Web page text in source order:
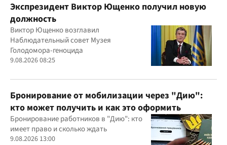
Экспрезидент Виктор Ющенко получил новую
должность
Виктор Ющенко возглавил
Наблюдательный совет Музея
Голодомора-геноцида
9.08.2026 08:25
Бронирование от мобилизации через "Дию":
кто может получить и как это оформить
Бронирование работников в "Дию": кто
имеет право и сколько ждать
9.08.2026 13:00